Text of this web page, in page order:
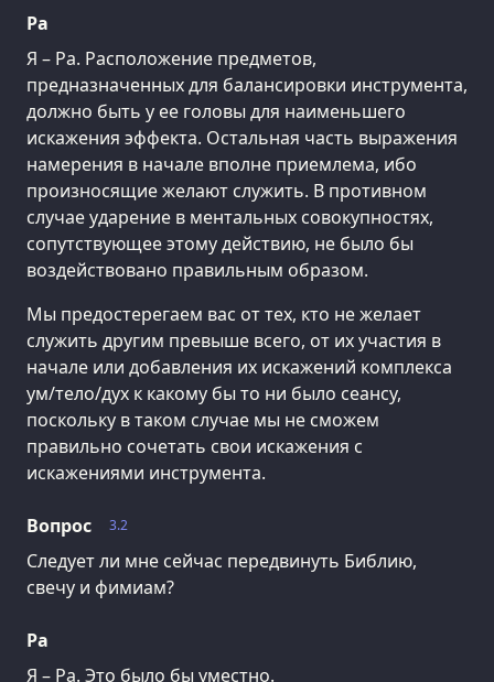
Ра
Я – Ра. Расположение предметов,
предназначенных для балансировки инструмента,
должно быть у ее головы для наименьшего
искажения эффекта. Остальная часть выражения
намерения в начале вполне приемлема, ибо
произносящие желают служить. В противном
случае ударение в ментальных совокупностях,
сопутствующее этому действию, не было бы
воздействовано правильным образом.
Мы предостерегаем вас от тех, кто не желает
служить другим превыше всего, от их участия в
начале или добавления их искажений комплекса
ум/тело/дух к какому бы то ни было сеансу,
поскольку в таком случае мы не сможем
правильно сочетать свои искажения с
искажениями инструмента.
3.2
Вопрос
Следует ли мне сейчас передвинуть Библию,
свечу и фимиам?
Ра
Я – Ра. Это было бы уместно.